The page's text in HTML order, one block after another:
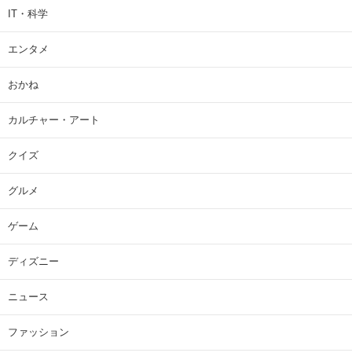
IT・科学
エンタメ
おかね
カルチャー・アート
クイズ
グルメ
ゲーム
ディズニー
ニュース
ファッション